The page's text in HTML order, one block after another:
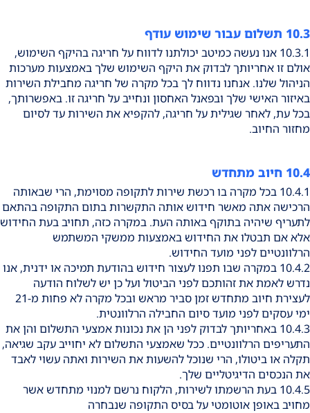
10.3 תשלום עבור שימוש עודף
10.3.1 אנו נעשה כמיטב יכולתנו לדווח על חריגה בהיקף השימוש,
אולם זו אחריותך לבדוק את היקף השימוש שלך באמצעות מערכות
הניהול שלנו. אנחנו נדווח לך בכל מקרה של חריגה מחבילת השירות
באיזור האישי שלך ובפאנל האחסון ונחייב על חריגה זו. באפשרותך,
בכל עת, לאחר שגילית על חריגה, להקפיא את השירות עד לסיום
מחזור החיוב.
10.4 חיוב מתחדש
10.4.1 בכל מקרה בו רכשת שירות לתקופה מסוימת, הרי שבאותה
הרכישה אתה מאשר חידוש אותה התקשרות בתום התקופה בהתאם
לתעריף שיהיה בתוקף באותה העת. במקרה כזה, תחויב בעת החידוש
אלא אם תבטלו את החידוש באמצעות ממשקי המשתמש
הרלוונטיים לפני מועד החידוש.
10.4.2 במקרה שבו תפנו לעצור חידוש בהודעת תמיכה או ידנית, אנו
נדרש לאמת את זהותכם לפני הביטול ועל כן יש לשלוח הודעה
לעצירת חיוב מתחדש זמן סביר מראש ובכל מקרה לא פחות מ-21
ימי עסקים לפני מועד סיום החבילה הרלוונטית.
10.4.3 באחריותך לבדוק לפני הן את נכונות אמצעי התשלום והן את
התעריפים הרלוונטיים. ככל שאמצעי התשלום לא יחוייב עקב שגיאה,
תקלה או ביטולו, הרי שנוכל להשעות את השירות ואתה עשוי לאבד
את הנכסים הדיגיטליים שלך.
10.4.5 בעת הרשמתו לשירות, הלקוח נרשם למנוי מתחדש אשר
מחויב באופן אוטומטי על בסיס התקופה שנבחרה